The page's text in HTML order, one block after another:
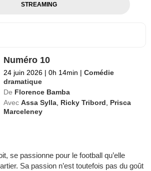
STREAMING
Numéro 10
24 juin 2026 | 0h 14min | Comédie
dramatique
De Florence Bamba
Avec Assa Sylla Ricky Tribord
Prisca
Marceleney
se passionne pour le football qu’elle
Sa passion n’est toutefois pas du goût